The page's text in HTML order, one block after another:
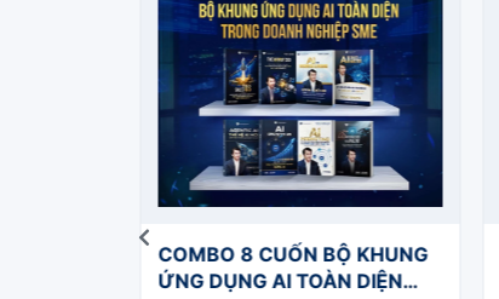
COMBO 8 CUỐN BỘ KHUNG
ỨNG DỤNG AI TOÀN DIỆN